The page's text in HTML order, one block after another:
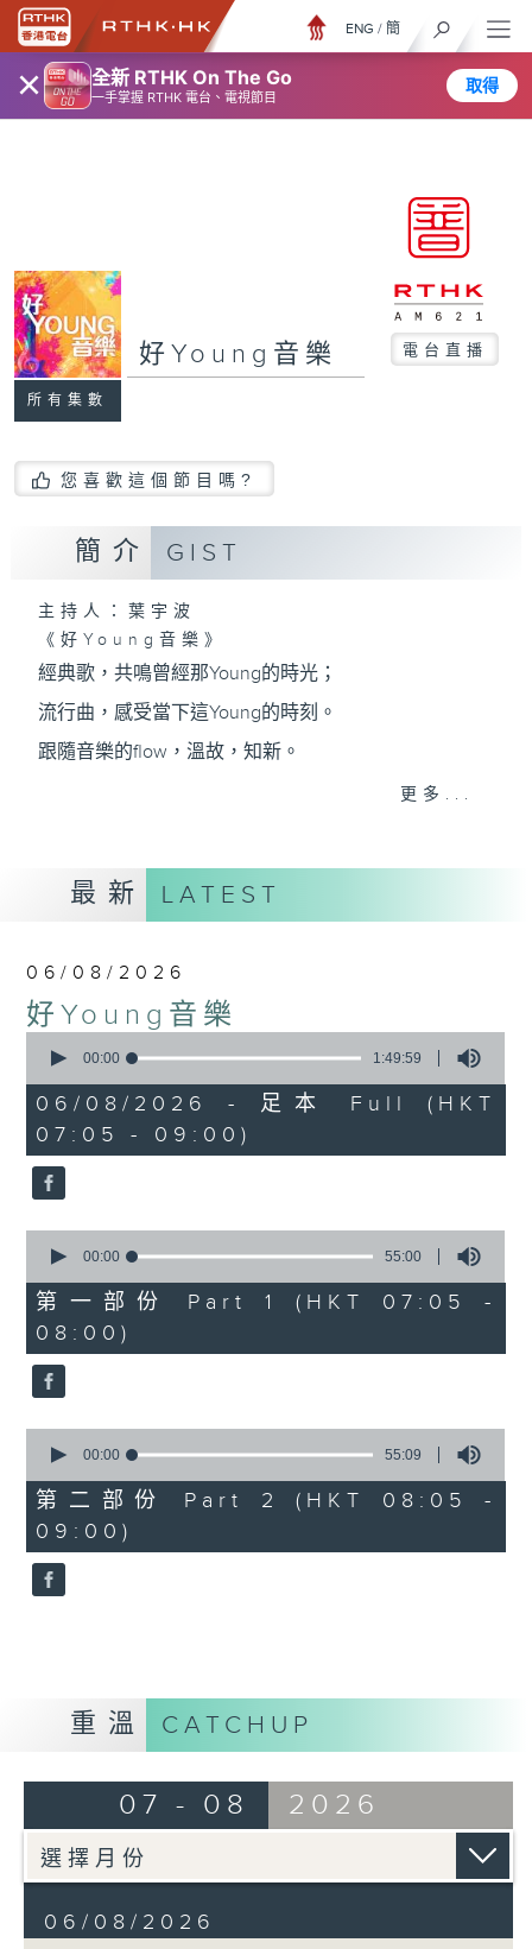
× 全新 RTHK On The Go
一手掌握 RTHK 電台、電視節目
取得
ENG / 簡
所有集數
好Young音樂 電台直播
您喜歡這個節目嗎?
簡介 GIST
主持人：葉宇波
《好Young音樂》
經典歌，共鳴曾經那Young的時光；
流行曲，感受當下這Young的時刻。
跟隨音樂的flow，溫故，知新。
（廣東歌經典）、溫故知新（新歌精選）。
《好Young音樂》
葉宇波為你呈現音樂好模Young！
更多...
最新 LATEST
06/08/2026
好Young音樂
seconds
1
hour,
49
minutes,
59
seconds
00:00 1:49:59
06/08/2026 - 足本 Full (HKT
07:05 - 09:00)
seconds
55
minutes,
0
seconds
00:00 55:00
第一部份 Part 1 (HKT 07:05 -
08:00)
seconds
55
minutes,
9
seconds
00:00 55:09
第二部份 Part 2 (HKT 08:05 -
09:00)
重溫 CATCHUP
07 - 08 2026
06/08/2026